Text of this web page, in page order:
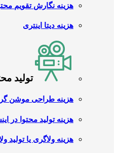
هزینه نگارش تقویم
هزینه دیتا اینتری
تولید
هزینه طراحی موشن
هزینه تولید محتوا در
هزینه ولاگری یا تولید